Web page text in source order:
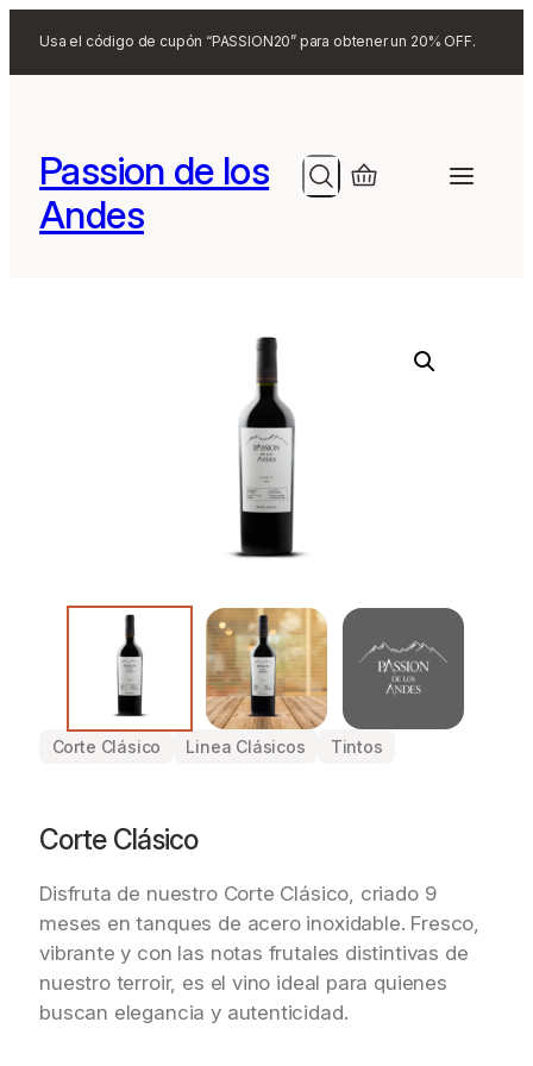
Usa el código de cupón “PASSION20” para obtener un 20% OFF.
Passion de los
Andes
Search
Corte Clásico Linea Clásicos Tintos
Corte Clásico
Disfruta de nuestro Corte Clásico, criado 9
meses en tanques de acero inoxidable. Fresco,
vibrante y con las notas frutales distintivas de
nuestro terroir, es el vino ideal para quienes
buscan elegancia y autenticidad.
Search